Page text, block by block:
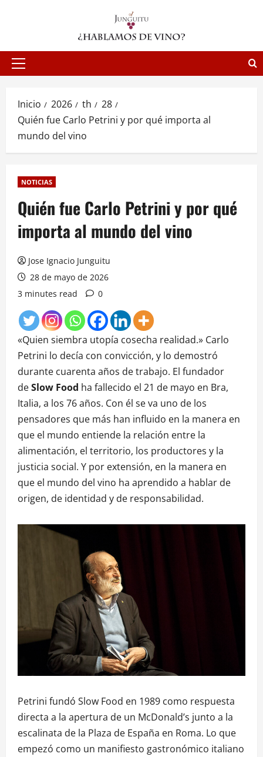
Menú
Inicio 2026 th
28
Quién fue Carlo Petrini y por qué importa al
mundo del vino
NOTICIAS
Quién fue Carlo Petrini y por qué
importa al mundo del vino
Jose Ignacio Junguitu
28 de mayo de 2026
3 minutes read
0
«Quien siembra utopía cosecha realidad.» Carlo
Petrini lo decía con convicción, y lo demostró
durante cuarenta años de trabajo. El fundador
deSlow Food ha fallecido el 21 de mayo en Bra,
Italia, a los 76 años. Con él se va uno de los
pensadores que más han influido en la manera en
que el mundo entiende la relación entre la
alimentación, el territorio, los productores y la
justicia social. Y por extensión, en la manera en
que el mundo del vino ha aprendido a hablar de
origen, de identidad y de responsabilidad.
Petrini fundó Slow Food en 1989 como respuesta
directa a la apertura de un McDonald’s junto a la
escalinata de la Plaza de España en Roma. Lo que
empezó como un manifiesto gastronómico italiano